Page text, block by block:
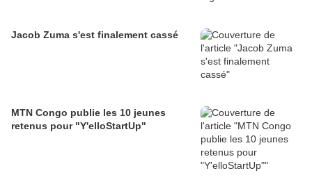
Jacob Zuma s'est finalement cassé
MTN Congo publie les 10 jeunes
retenus pour "Y'elloStartUp"